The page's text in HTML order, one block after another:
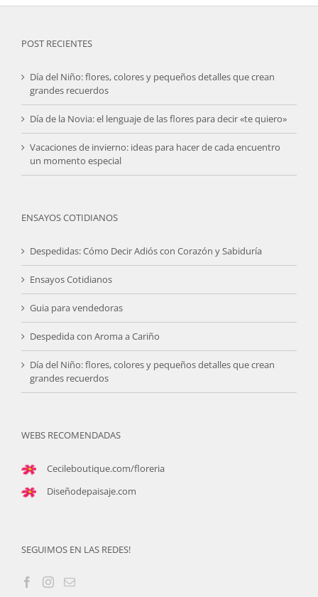
POST RECIENTES
Día del Niño: flores, colores y pequeños detalles que crean
grandes recuerdos
Día de la Novia: el lenguaje de las flores para decir «te quiero»
Vacaciones de invierno: ideas para hacer de cada encuentro
un momento especial
ENSAYOS COTIDIANOS
Despedidas: Cómo Decir Adiós con Corazón y Sabiduría
Ensayos Cotidianos
Guia para vendedoras
Despedida con Aroma a Cariño
Día del Niño: flores, colores y pequeños detalles que crean
grandes recuerdos
WEBS RECOMENDADAS
Cecileboutique.com/floreria
Diseñodepaisaje.com
SEGUIMOS EN LAS REDES!